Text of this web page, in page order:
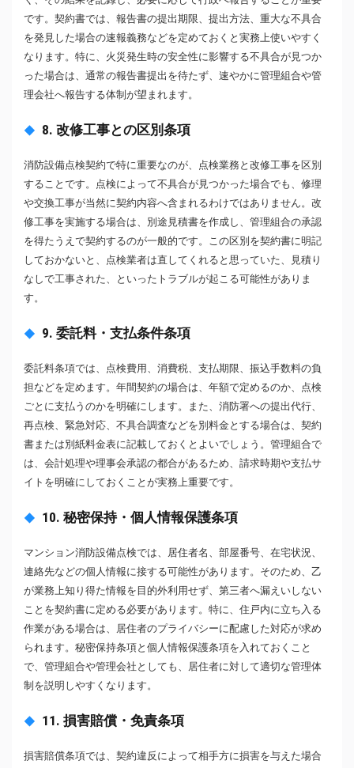
です。契約書では、報告書の提出期限、提出方法、重大な不具合
を発見した場合の速報義務などを定めておくと実務上使いやすく
なります。特に、火災発生時の安全性に影響する不具合が見つか
った場合は、通常の報告書提出を待たず、速やかに管理組合や管
理会社へ報告する体制が望まれます。
8. 改修工事との区別条項
消防設備点検契約で特に重要なのが、点検業務と改修工事を区別
することです。点検によって不具合が見つかった場合でも、修理
や交換工事が当然に契約内容へ含まれるわけではありません。改
修工事を実施する場合は、別途見積書を作成し、管理組合の承認
を得たうえで契約するのが一般的です。この区別を契約書に明記
しておかないと、点検業者は直してくれると思っていた、見積り
なしで工事された、といったトラブルが起こる可能性がありま
す。
9. 委託料・支払条件条項
委託料条項では、点検費用、消費税、支払期限、振込手数料の負
担などを定めます。年間契約の場合は、年額で定めるのか、点検
ごとに支払うのかを明確にします。また、消防署への提出代行、
再点検、緊急対応、不具合調査などを別料金とする場合は、契約
書または別紙料金表に記載しておくとよいでしょう。管理組合で
は、会計処理や理事会承認の都合があるため、請求時期や支払サ
イトを明確にしておくことが実務上重要です。
10. 秘密保持・個人情報保護条項
マンション消防設備点検では、居住者名、部屋番号、在宅状況、
連絡先などの個人情報に接する可能性があります。そのため、乙
が業務上知り得た情報を目的外利用せず、第三者へ漏えいしない
ことを契約書に定める必要があります。特に、住戸内に立ち入る
作業がある場合は、居住者のプライバシーに配慮した対応が求め
られます。秘密保持条項と個人情報保護条項を入れておくこと
で、管理組合や管理会社としても、居住者に対して適切な管理体
制を説明しやすくなります。
11. 損害賠償・免責条項
損害賠償条項では、契約違反によって相手方に損害を与えた場合